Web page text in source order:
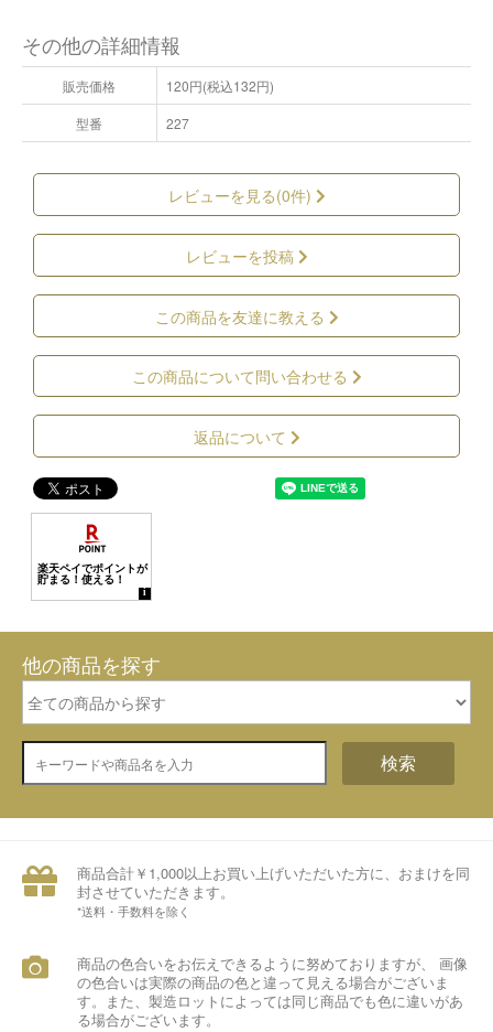
その他の詳細情報
販売価格
120円(税込132円)
型番
227
レビューを見る(0件)
レビューを投稿
この商品を友達に教える
この商品について問い合わせる
返品について
他の商品を探す
検索
商品合計￥1,000以上お買い上げいただいた方に、おまけを同
封させていただきます。
*送料・手数料を除く
商品の色合いをお伝えできるように努めておりますが、 画像
の色合いは実際の商品の色と違って見える場合がございま
す。また、製造ロットによっては同じ商品でも色に違いがあ
る場合がございます。